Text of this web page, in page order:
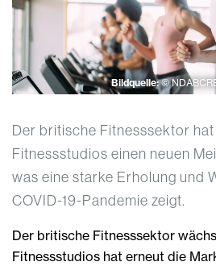
Bildquelle:©
Der britische Fitnesssektor
Fitnessstudios einen neuen
was eine starke Erholung und
COVID-19-Pandemie zeigt.
Der britische Fitnesssektor
Fitnessstudios hat erneut die